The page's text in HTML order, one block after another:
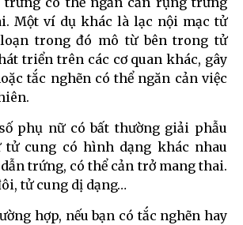
Một ví dụ khác là lạc nội mạc tử
trong đó mô từ bên trong tử
triển trên các cơ quan khác, gây
tắc nghẽn có thể ngăn cản việc
phụ nữ có bất thường giải phẫu
tử cung có hình dạng khác nhau
trứng, có thể cản trở mang thai.
tử cung dị dạng…
hợp, nếu bạn có tắc nghẽn hay